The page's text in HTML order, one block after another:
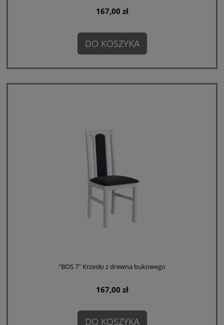
167,00 zł
DO KOSZYKA
"BOS 7" Krzesło z drewna bukowego
167,00 zł
DO KOSZYKA